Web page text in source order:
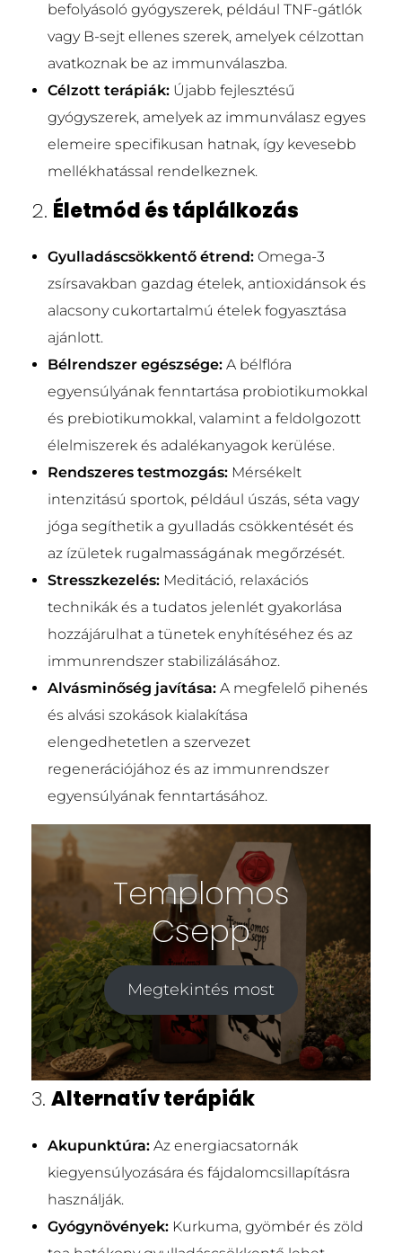
befolyásoló gyógyszerek, például TNF-gátlók
vagy B-sejt ellenes szerek, amelyek célzottan
avatkoznak be az immunválaszba.
Célzott terápiák:Újabb fejlesztésű
gyógyszerek, amelyek az immunválasz egyes
elemeire specifikusan hatnak, így kevesebb
mellékhatással rendelkeznek.
2. Életmód és táplálkozás
Gyulladáscsökkentő étrend:Omega-3
zsírsavakban gazdag ételek, antioxidánsok és
alacsony cukortartalmú ételek fogyasztása
ajánlott.
Bélrendszer egészsége:A bélflóra
egyensúlyának fenntartása probiotikumokkal
és prebiotikumokkal, valamint a feldolgozott
élelmiszerek és adalékanyagok kerülése.
Rendszeres testmozgás:Mérsékelt
intenzitású sportok, például úszás, séta vagy
jóga segíthetik a gyulladás csökkentését és
az ízületek rugalmasságának megőrzését.
Stresszkezelés:Meditáció, relaxációs
technikák és a tudatos jelenlét gyakorlása
hozzájárulhat a tünetek enyhítéséhez és az
immunrendszer stabilizálásához.
Alvásminőség javítása:A megfelelő pihenés
és alvási szokások kialakítása
elengedhetetlen a szervezet
regenerációjához és az immunrendszer
egyensúlyának fenntartásához.
Templomos
Csepp
Megtekintés most
3. Alternatív terápiák
Akupunktúra:Az energiacsatornák
kiegyensúlyozására és fájdalomcsillapításra
használják.
Gyógynövények:Kurkuma, gyömbér és zöld